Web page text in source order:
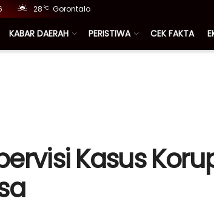
28 °C Gorontalo
KABAR DAERAH PERISTIWA CEK FAKTA
Kasus